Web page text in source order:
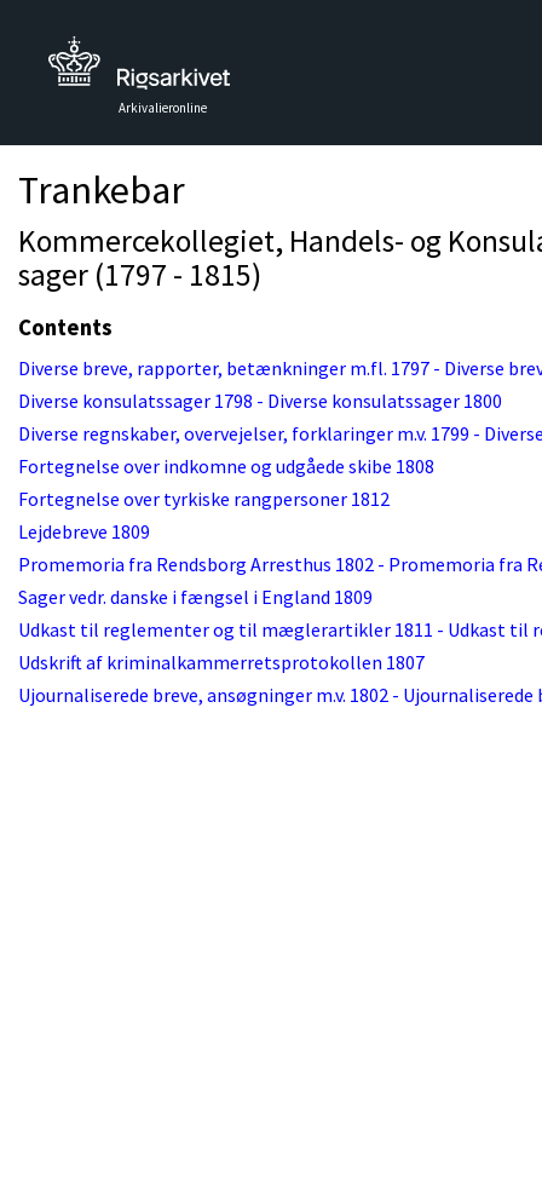
Arkivalieronline
Trankebar
Kommercekollegiet, Handels- og
sager (1797 - 1815)
Contents
Diverse breve, rapporter, betænkninger m.fl. 1797 - Diverse
Diverse konsulatssager 1798 - Diverse konsulatssager 1800
Diverse regnskaber, overvejelser, forklaringer m.v. 1799 -
Fortegnelse over indkomne og udgåede skibe 1808
Fortegnelse over tyrkiske rangpersoner 1812
Lejdebreve 1809
Promemoria fra Rendsborg Arresthus 1802 - Promemoria fra
Sager vedr. danske i fængsel i England 1809
Udkast til reglementer og til mæglerartikler 1811 - Udkast
Udskrift af kriminalkammerretsprotokollen 1807
Ujournaliserede breve, ansøgninger m.v. 1802 - Ujournaliserede